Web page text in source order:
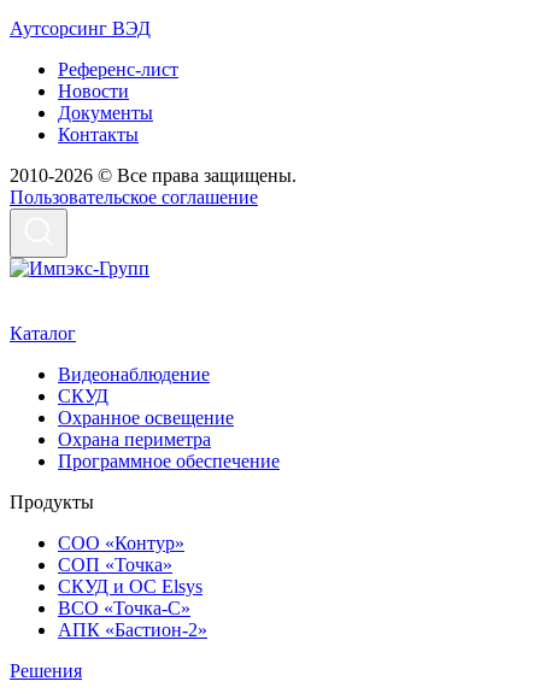
Аутсорсинг ВЭД
Референс-лист
Новости
Документы
Контакты
2010-2026 © Все права защищены.
Пользовательское соглашение
Каталог
Видеонаблюдение
СКУД
Охранное освещение
Охрана периметра
Программное обеспечение
Продукты
СОО «Контур»
СОП «Точка»
СКУД и ОС Elsys
ВСО «Точка-С»
АПК «Бастион-2»
Решения